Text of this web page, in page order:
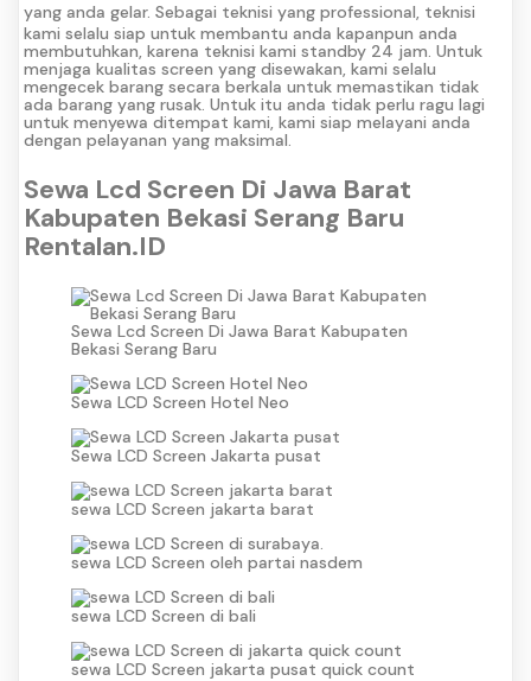
yang anda gelar. Sebagai teknisi yang professional, teknisi
kami selalu siap untuk membantu anda kapanpun anda
membutuhkan, karena teknisi kami standby 24 jam. Untuk
menjaga kualitas screen yang disewakan, kami selalu
mengecek barang secara berkala untuk memastikan tidak
ada barang yang rusak. Untuk itu anda tidak perlu ragu lagi
untuk menyewa ditempat kami, kami siap melayani anda
dengan pelayanan yang maksimal.
Sewa Lcd Screen Di Jawa Barat
Kabupaten Bekasi Serang Baru
Rentalan.ID
Sewa Lcd Screen Di Jawa Barat Kabupaten
Bekasi Serang Baru
Sewa LCD Screen Hotel Neo
Sewa LCD Screen Jakarta pusat
sewa LCD Screen jakarta barat
sewa LCD Screen oleh partai nasdem
sewa LCD Screen di bali
sewa LCD Screen jakarta pusat quick count